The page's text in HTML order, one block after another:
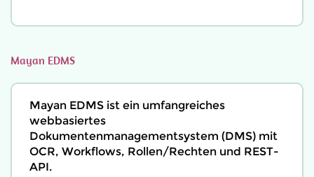
Mayan EDMS
Mayan EDMS ist ein umfangreiches
webbasiertes
Dokumentenmanagementsystem (DMS) mit
OCR, Workflows, Rollen/Rechten und REST-
API.